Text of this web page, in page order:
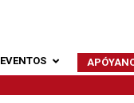
EVENTOS